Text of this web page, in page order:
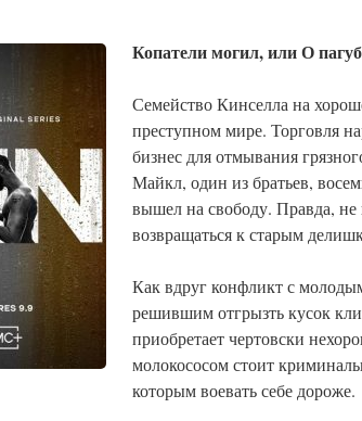
Копатели могил, или О
Семейство Кинселла на
преступном мире. Торговля
бизнес для отмывания
Майкл, один из братьев,
вышел на свободу. Правда,
возвращаться к старым
Как вдруг конфликт с
решившим отгрызть кусок
приобретает чертовски
молокососом стоит
которым воевать себе дороже.